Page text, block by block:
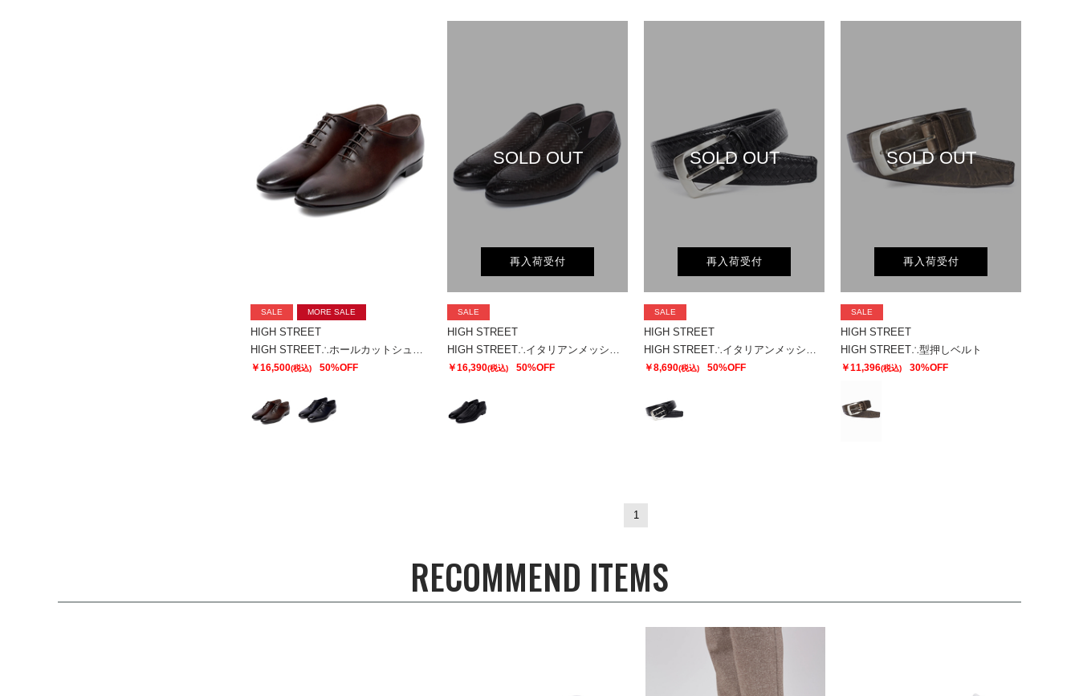
SALE MORE SALE
HIGH STREET
￥16,500(税込) 50%OFF
SOLD OUT
再入荷受付
SALE
HIGH STREET
￥16,390(税込) 50%OFF
SOLD OUT
再入荷受付
SALE
HIGH STREET
￥8,690(税込) 50%OFF
SOLD OUT
再入荷受付
SALE
HIGH STREET
HIGH STREET∴型押しベルト
￥11,396(税込) 30%OFF
1
RECOMMEND ITEMS